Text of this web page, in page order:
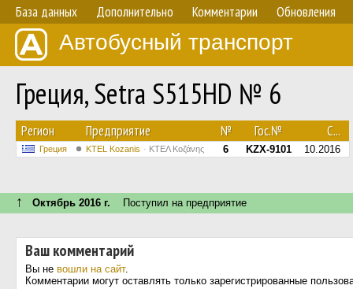
База данных Дополнительно Комментарии Обновления
Автобусный транспорт
Греция, Setra S515HD № 6
Регион Предприятие № Гос.№ С...
Греция ΚΤΕL Kozanis ΚΤΕΛ Κοζάνης 6 KZX-9101 10.2016
↑ Октябрь 2016 г. Поступил на предприятие
Ваш комментарий
Вы не вошли на сайт.
Комментарии могут оставлять только зарегистрированные